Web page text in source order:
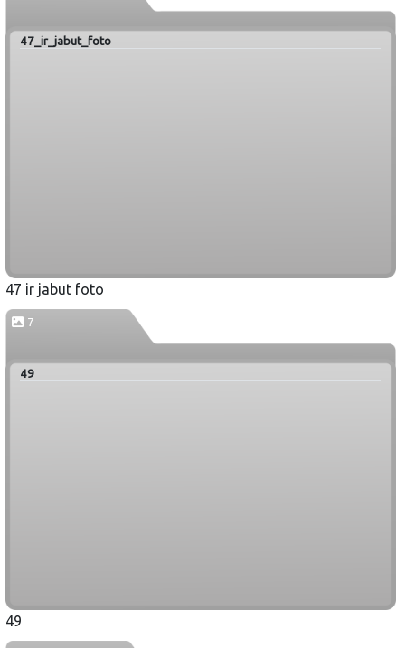
47_ir_jabut_foto
47 ir jabut foto
7
49
49